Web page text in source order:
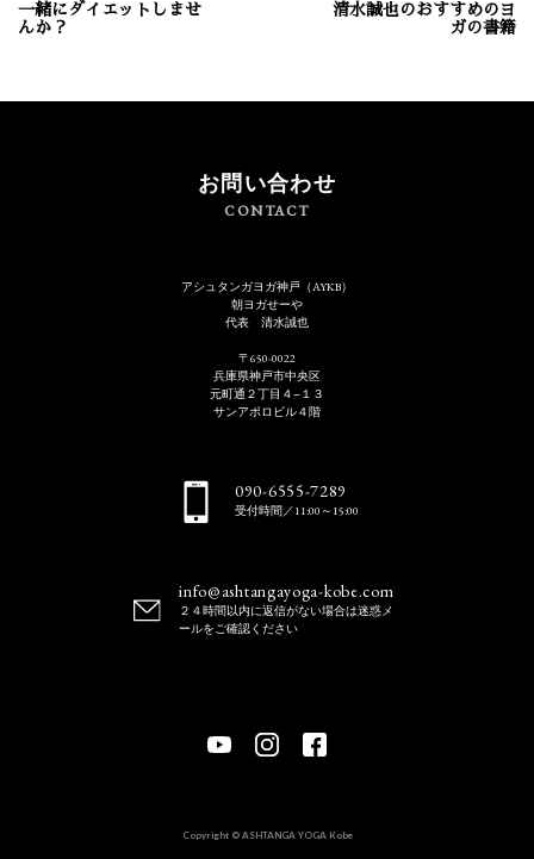
一緒にダイエットしませ
んか？
清水誠也のおすすめのヨ
ガの書籍
お問い合わせ
CONTACT
アシュタンガヨガ神戸（AYKB）
朝ヨガせーや
代表 清水誠也
〒650-0022
兵庫県神戸市中央区
元町通２丁目４−１３
サンアポロビル４階
090-6555-7289
受付時間／11:00～15:00
info@ashtangayoga-kobe.com
２４時間以内に返信がない場合は迷惑メ
ールをご確認ください
Copyright © ASHTANGA YOGA Kobe